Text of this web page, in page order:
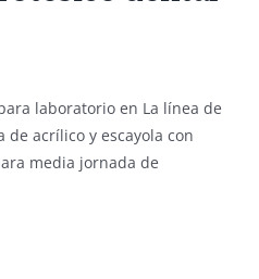
laboratorio en La línea de
de acrílico y escayola con
media jornada de